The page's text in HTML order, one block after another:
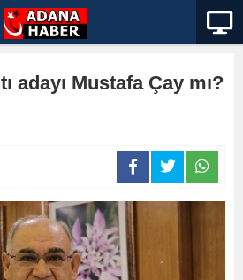
adayı Mustafa Çay mı?